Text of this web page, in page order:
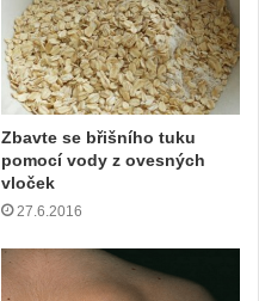
Zbavte se břišního tuku
pomocí vody z ovesných
vloček
27.6.2016